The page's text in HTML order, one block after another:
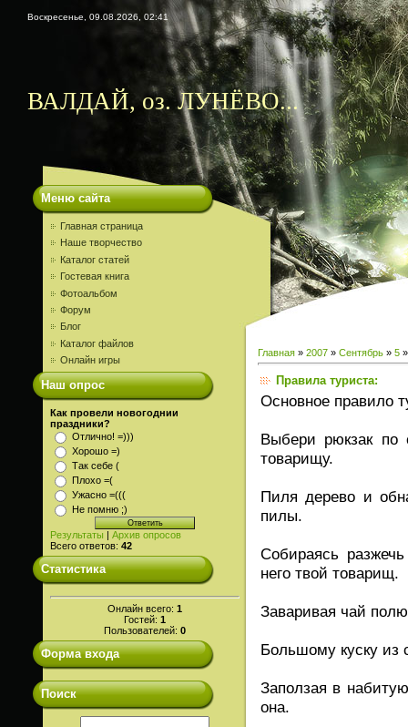
Воскресенье, 09.08.2026, 02:41
ВАЛДАЙ, оз. ЛУНЁВО...
Меню сайта
Главная страница
Наше творчество
Каталог статей
Гостевая книга
Фотоальбом
Форум
Блог
Каталог файлов
Онлайн игры
Наш опрос
Как провели новогоднии
праздники?
Отлично! =)))
Хорошо =)
Так себе (
Плохо =(
Ужасно =(((
Не помню ;)
Результаты | Архив опросов
Всего ответов: 42
Статистика
Онлайн всего: 1
Гостей: 1
Пользователей: 0
Форма входа
Поиск
Главная » 2007 » Сентябрь » 5
Правила туриста:
Основное правило
Выбери рюкзак по
товарищу.
Пиля дерево и
пилы.
Собираясь
него твой товарищ.
Заваривая чай
Большому куску из
Заползая в
она.